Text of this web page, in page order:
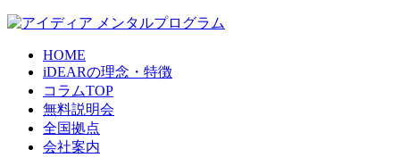
HOME
iDEARの理念・特徴
コラムTOP
無料説明会
全国拠点
会社案内